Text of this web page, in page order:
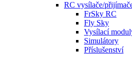
RC vysílače/
FrSky RC
Fly Sky
Vysílací
Simulátory
Příslušenství